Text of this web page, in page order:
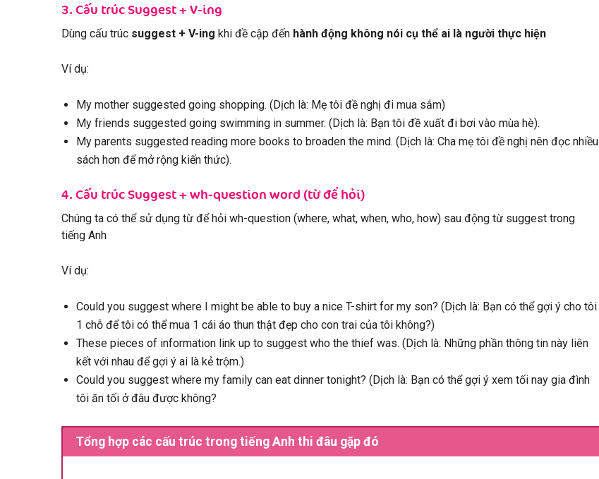
3. Cấu trúc Suggest + V-ing
Dùng cấu trúc suggest + V-ing khi đề cập đến hành động không nói cụ thể ai là người thực hiện
Ví dụ:
My mother suggested going shopping. (Dịch là: Mẹ tôi đề nghị đi mua sắm)
My friends suggested going swimming in summer. (Dịch là: Bạn tôi đề xuất đi bơi vào mùa hè).
My parents suggested reading more books to broaden the mind. (Dịch là: Cha mẹ tôi đề nghị nên đọc nhiều
sách hơn để mở rộng kiến thức).
4. Cấu trúc Suggest + wh-question word (từ để hỏi)
Chúng ta có thể sử dụng từ để hỏi wh-question (where, what, when, who, how) sau động từ suggest trong
tiếng Anh
Ví dụ:
Could you suggest where I might be able to buy a nice T-shirt for my son? (Dịch là: Bạn có thể gợi ý cho tôi
1 chỗ để tôi có thể mua 1 cái áo thun thật đẹp cho con trai của tôi không?)
These pieces of information link up to suggest who the thief was. (Dịch là: Những phần thông tin này liên
kết với nhau để gợi ý ai là kẻ trộm.)
Could you suggest where my family can eat dinner tonight? (Dịch là: Bạn có thể gợi ý xem tối nay gia đình
tôi ăn tối ở đâu được không?
Tổng hợp các cấu trúc trong tiếng Anh thi đâu gặp đó